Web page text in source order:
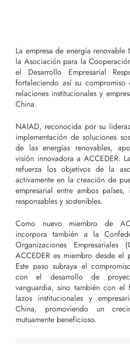
La empresa de energía
la Asociación para la
el Desarrollo Empresarial
fortaleciendo así su
relaciones institucionales y
China.
NAIAD, reconocida por su
implementación de soluciones
de las energías renovables,
visión innovadora a ACCEDER.
refuerza los objetivos de la
activamente en la creación de
empresarial entre ambos países,
responsables y sostenibles.
Como nuevo miembro de
incorpora también a la
Organizaciones
ACCEDER es miembro desde el
Este paso subraya el
con el desarrollo de
vanguardia, sino también con el
lazos institucionales y
China, promoviendo un
mutuamente beneficioso.